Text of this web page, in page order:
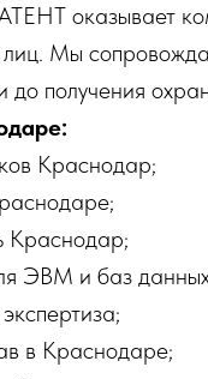
оказывает
лиц. Мы
до получения
Краснодар;
Краснодар;
ЭВМ и баз
в Краснодаре;